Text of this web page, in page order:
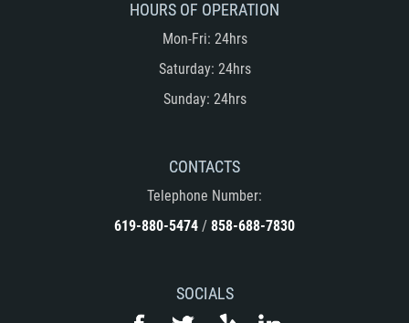
HOURS OF OPERATION
Mon-Fri: 24hrs
Saturday: 24hrs
Sunday: 24hrs
CONTACTS
Telephone Number:
619-880-5474 / 858-688-7830
SOCIALS